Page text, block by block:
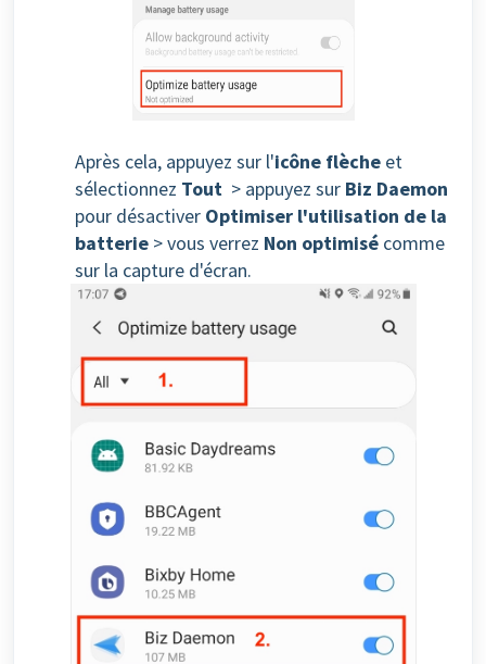
Après cela, appuyez sur l'icône flèche et
sélectionnez Tout > appuyez sur Biz Daemon
pour désactiver Optimiser l'utilisation de la
batterie > vous verrez Non optimisé comme
sur la capture d'écran.